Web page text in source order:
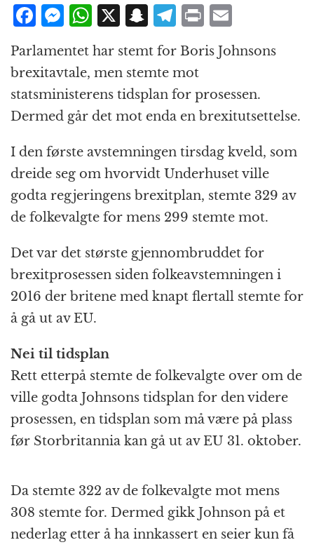
n
F
c
e
b
o
o
k
M
ss
e
n
g
e
r
W
h
at
s
A
p
p
X S
n
a
p
c
h
at
T
e
g
r
a
m
P
ri
n
m
ai
Parlamentet har stemt for Boris Johnsons
brexitavtale, men stemte mot
statsministerens tidsplan for prosessen.
Dermed går det mot enda en brexitutsettelse.
I den første avstemningen tirsdag kveld, som
dreide seg om hvorvidt Underhuset ville
godta regjeringens brexitplan, stemte 329 av
de folkevalgte for mens 299 stemte mot.
Det var det største gjennombruddet for
brexitprosessen siden folkeavstemningen i
2016 der britene med knapt flertall stemte for
å gå ut av EU.
Nei til tidsplan
Rett etterpå stemte de folkevalgte over om de
ville godta Johnsons tidsplan for den videre
prosessen, en tidsplan som må være på plass
før Storbritannia kan gå ut av EU 31. oktober.
Da stemte 322 av de folkevalgte mot mens
308 stemte for. Dermed gikk Johnson på et
nederlag etter å ha innkassert en seier kun få